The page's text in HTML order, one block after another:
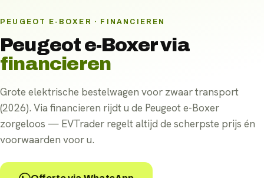
PEUGEOT E-BOXER · FINANCIEREN
Peugeot e-Boxervia
financieren
Grote elektrische bestelwagen voor zwaar transport
(2026). Via financieren rijdt u de Peugeot e-Boxer
zorgeloos — EVTrader regelt altijd de scherpste prijs én
voorwaarden voor u.